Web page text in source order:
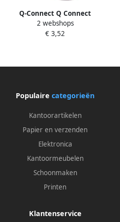
Q-Connect Q Connect
persluchtreiniger HFC free
400 ml
2 webshops
€ 3,52
Populaire categorieën
Kantoorartikelen
Papier en verzenden
Elektronica
Kantoormeubelen
Schoonmaken
Printen
Klantenservice